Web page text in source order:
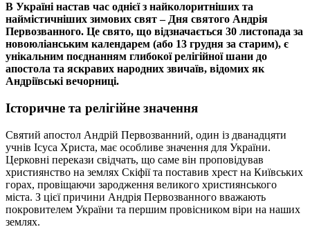
В Україні настав час однієї з найколоритніших та
наймістичніших зимових свят – Дня святого Андрія
Первозванного. Це свято, що відзначається 30 листопада за
новоюліанським календарем (або 13 грудня за старим), є
унікальним поєднанням глибокої релігійної шани до
апостола та яскравих народних звичаїв, відомих як
Андріївські вечорниці.
Історичне та релігійне значення
Святий апостол Андрій Первозванний, один із дванадцяти
учнів Ісуса Христа, має особливе значення для України.
Церковні перекази свідчать, що саме він проповідував
християнство на землях Скіфії та поставив хрест на Київських
горах, провіщаючи зародження великого християнського
міста. З цієї причини Андрія Первозванного вважають
покровителем України та першим провісником віри на наших
землях.